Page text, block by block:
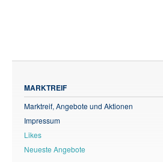
MARKTREIF
Marktreif, Angebote und Aktionen
Impressum
Likes
Neueste Angebote